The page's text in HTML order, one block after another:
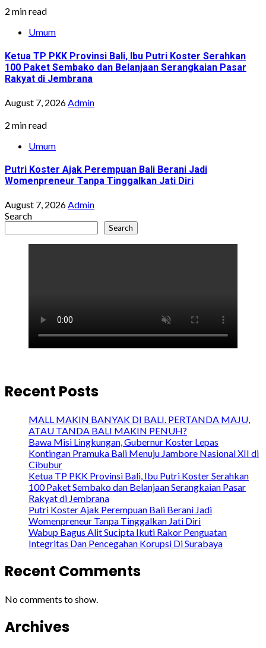
2 min read
Umum
Ketua TP PKK Provinsi Bali, Ibu Putri Koster Serahkan
100 Paket Sembako dan Belanjaan Serangkaian Pasar
Rakyat di Jembrana
August 7, 2026Admin
2 min read
Umum
Putri Koster Ajak Perempuan Bali Berani Jadi
Womenpreneur Tanpa Tinggalkan Jati Diri
August 7, 2026Admin
Search
Search
Recent Posts
MALL MAKIN BANYAK DI BALI. PERTANDA MAJU,
ATAU TANDA BALI MAKIN PENUH?
Bawa Misi Lingkungan, Gubernur Koster Lepas
Kontingan Pramuka Bali Menuju Jambore Nasional XII di
Cibubur
Ketua TP PKK Provinsi Bali, Ibu Putri Koster Serahkan
100 Paket Sembako dan Belanjaan Serangkaian Pasar
Rakyat di Jembrana
Putri Koster Ajak Perempuan Bali Berani Jadi
Womenpreneur Tanpa Tinggalkan Jati Diri
Wabup Bagus Alit Sucipta Ikuti Rakor Penguatan
Integritas Dan Pencegahan Korupsi Di Surabaya
Recent Comments
No comments to show.
Archives